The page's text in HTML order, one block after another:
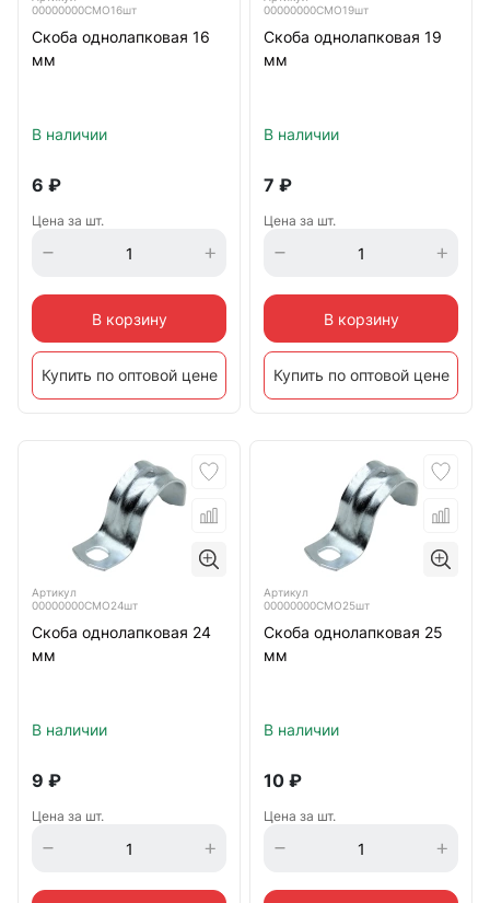
00000000СМО16шт
Скоба однолапковая 16
мм
В наличии
6 ₽
Цена за шт.
В корзину
Купить по оптовой цене
00000000СМО19шт
Скоба однолапковая 19
мм
В наличии
7 ₽
Цена за шт.
В корзину
Купить по оптовой цене
Артикул
00000000СМО24шт
Скоба однолапковая 24
мм
В наличии
9 ₽
Цена за шт.
Артикул
00000000СМО25шт
Скоба однолапковая 25
мм
В наличии
10 ₽
Цена за шт.